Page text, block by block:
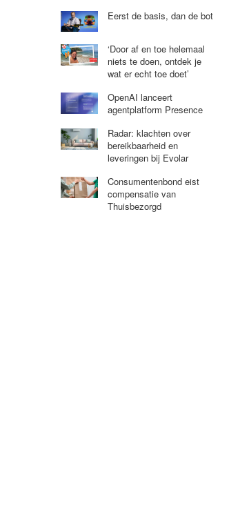
Eerst de basis, dan de bot
‘Door af en toe helemaal
niets te doen, ontdek je
wat er echt toe doet’
OpenAI lanceert
agentplatform Presence
Radar: klachten over
bereikbaarheid en
leveringen bij Evolar
Consumentenbond eist
compensatie van
Thuisbezorgd